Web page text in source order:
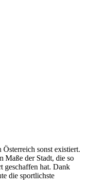
sonst existiert.
Maße der Stadt, die so
geschaffen hat. Dank
die sportlichste